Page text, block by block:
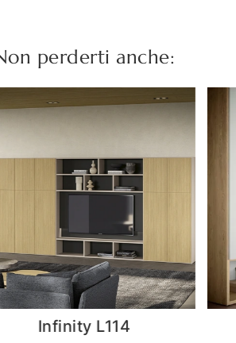
perderti anche:
Volo Infinity L008